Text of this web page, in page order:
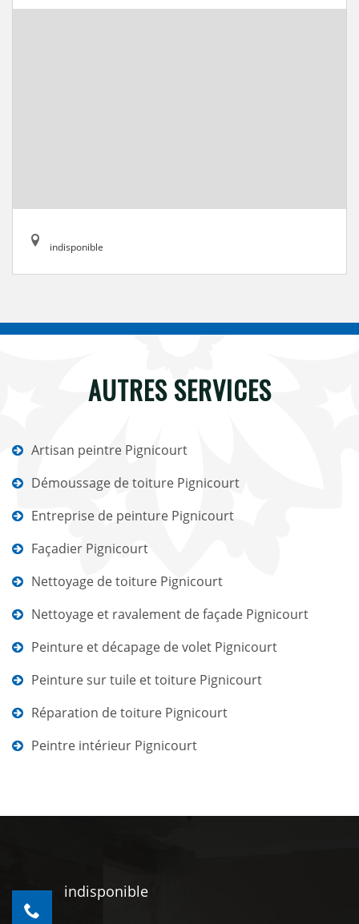
indisponible
AUTRES SERVICES
Artisan peintre Pignicourt
Démoussage de toiture Pignicourt
Entreprise de peinture Pignicourt
Façadier Pignicourt
Nettoyage de toiture Pignicourt
Nettoyage et ravalement de façade Pignicourt
Peinture et décapage de volet Pignicourt
Peinture sur tuile et toiture Pignicourt
Réparation de toiture Pignicourt
Peintre intérieur Pignicourt
indisponible